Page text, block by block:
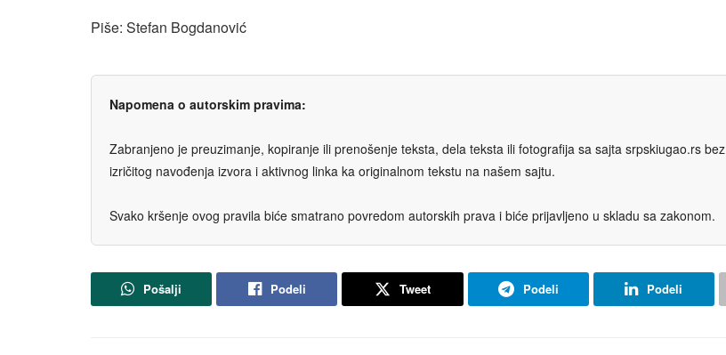
Piše: Stefan Bogdanović
Napomena o autorskim pravima:
Zabranjeno je preuzimanje, kopiranje ili prenošenje teksta, dela teksta ili fotografija sa sajta srpskiugao.rs bez
izričitog navođenja izvora i aktivnog linka ka originalnom tekstu na našem sajtu.
Svako kršenje ovog pravila biće smatrano povredom autorskih prava i biće prijavljeno u skladu sa zakonom.
Pošalji Podeli Tweet Podeli Podeli